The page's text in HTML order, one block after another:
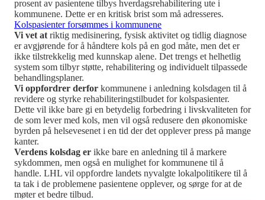
prosent av pasientene tilbys hverdagsrehabilitering ute i
kommunene. Dette er en kritisk brist som må adresseres.
Kolspasienter forsømmes i kommunene
Vi vet at riktig medisinering, fysisk aktivitet og tidlig diagnose
er avgjørende for å håndtere kols på en god måte, men det er
ikke tilstrekkelig med kunnskap alene. Det trengs et helhetlig
system som tilbyr støtte, rehabilitering og individuelt tilpassede
behandlingsplaner.
Vi oppfordrer derfor kommunene i anledning kolsdagen til å
revidere og styrke rehabiliteringstilbudet for kolspasienter.
Dette vil ikke bare gi en betydelig forbedring i livskvaliteten for
de som lever med kols, men vil også redusere den økonomiske
byrden på helsevesenet i en tid der det opplever press på mange
kanter.
Verdens kolsdag er ikke bare en anledning til å markere
sykdommen, men også en mulighet for kommunene til å
handle. LHL vil oppfordre landets nyvalgte lokalpolitikere til å
ta tak i de problemene pasientene opplever, og sørge for at de
møter et bedre tilbud.